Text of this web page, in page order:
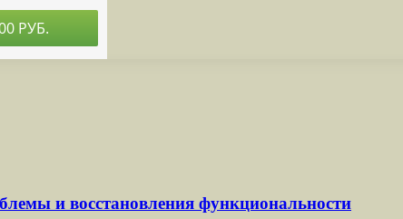
и восстановления функциональности